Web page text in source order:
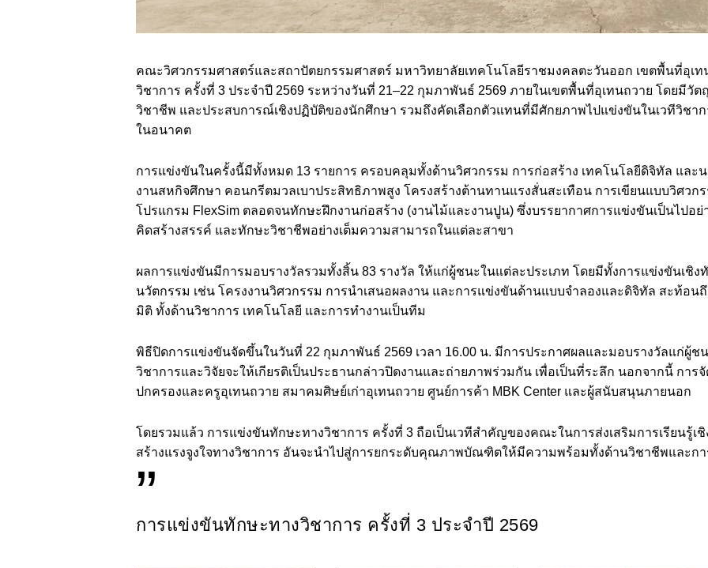
คณะวิศวกรรมศาสตร์และสถาปัตยกรรมศาสตร์ มหาวิทยาลัยเทคโนโลยีราชมงคลตะวันออก เขตพื้นที่อุเ
วิชาการ ครั้งที่ 3 ประจำปี 2569 ระหว่างวันที่ 21–22 กุมภาพันธ์ 2569 ภายในเขตพื้นที่อุเทนถวาย โดยมีวั
วิชาชีพ และประสบการณ์เชิงปฏิบัติของนักศึกษา รวมถึงคัดเลือกตัวแทนที่มีศักยภาพไปแข่งขันในเวทีวิชาก
ในอนาคต
การแข่งขันในครั้งนี้มีทั้งหมด 13 รายการ ครอบคลุมทั้งด้านวิศวกรรม การก่อสร้าง เทคโนโลยีดิจิทัล และ
งานสหกิจศึกษา คอนกรีตมวลเบาประสิทธิภาพสูง โครงสร้างต้านทานแรงสั่นสะเทือน การเขียนแบบวิศวก
โปรแกรม FlexSim ตลอดจนทักษะฝึกงานก่อสร้าง (งานไม้และงานปูน) ซึ่งบรรยากาศการแข่งขันเป็นไปอ
คิดสร้างสรรค์ และทักษะวิชาชีพอย่างเต็มความสามารถในแต่ละสาขา
ผลการแข่งขันมีการมอบรางวัลรวมทั้งสิ้น 83 รางวัล ให้แก่ผู้ชนะในแต่ละประเภท โดยมีทั้งการแข่งขันเชิง
นวัตกรรม เช่น โครงงานวิศวกรรม การนำเสนอผลงาน และการแข่งขันด้านแบบจำลองและดิจิทัล สะท้อ
มิติ ทั้งด้านวิชาการ เทคโนโลยี และการทำงานเป็นทีม
พิธีปิดการแข่งขันจัดขึ้นในวันที่ 22 กุมภาพันธ์ 2569 เวลา 16.00 น. มีการประกาศผลและมอบรางวัลแก่ผู้ช
วิชาการและวิจัยจะให้เกียรติเป็นประธานกล่าวปิดงานและถ่ายภาพร่วมกัน เพื่อเป็นที่ระลึก นอกจากนี้ กา
ปกครองและครูอุเทนถวาย สมาคมศิษย์เก่าอุเทนถวาย ศูนย์การค้า MBK Center และผู้สนับสนุนภายนอก
โดยรวมแล้ว การแข่งขันทักษะทางวิชาการ ครั้งที่ 3 ถือเป็นเวทีสำคัญของคณะในการส่งเสริมการเรียนรู้
สร้างแรงจูงใจทางวิชาการ อันจะนำไปสู่การยกระดับคุณภาพบัณฑิตให้มีความพร้อมทั้งด้านวิชาชีพและก
”
การแข่งขันทักษะทางวิชาการ ครั้งที่ 3 ประจำปี 2569